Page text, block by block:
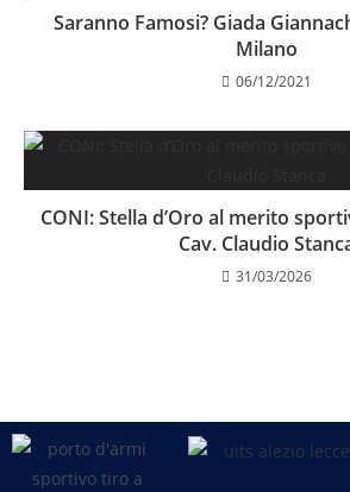
Saranno Famosi? Giada
Milano
06/12/2021
CONI: Stella d’Oro al merito
Cav. Claudio
31/03/2026